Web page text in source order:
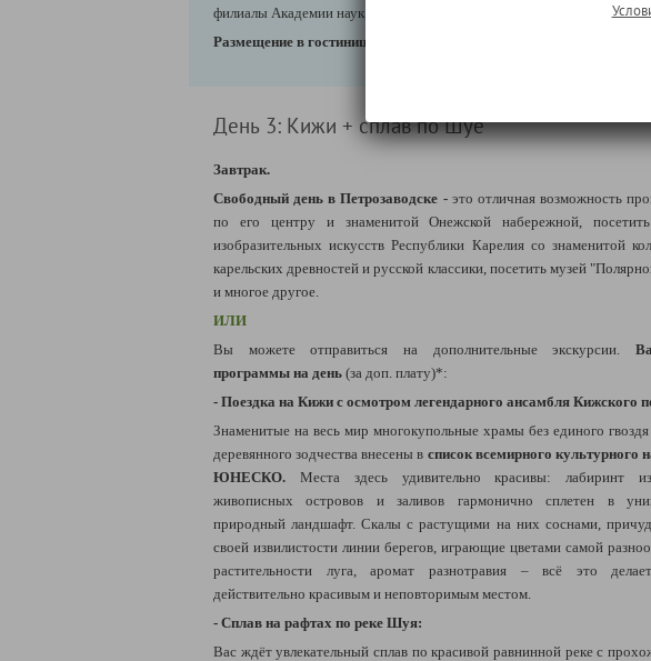
филиалы Академии наук, театры и музеи, промышленные
Размещение в гостинице. Свободное время.
День 3: Кижи + сплав по Шуе
Завтрак.
Свободный день в Петрозаводске - это отличная возможность
по его центру и знаменитой Онежской набережной,
изобразительных искусств Республики Карелия со знаменитой
карельских древностей и русской классики, посетить музей
и многое другое.
ИЛИ
Вы можете отправиться на дополнительные экскурсии.
программы на день (за доп. плату)*:
- Поездка на Кижи с осмотром легендарного ансамбля Кижского
Знаменитые на весь мир многокупольные храмы без единого
деревянного зодчества внесены в список всемирного культурного
ЮНЕСКО. Места здесь удивительно красивы: лабиринт
живописных островов и заливов гармонично сплетен в
природный ландшафт. Скалы с растущими на них соснами,
своей извилистости линии берегов, играющие цветами самой
растительности луга, аромат разнотравия – всё это
действительно красивым и неповторимым местом.
- Сплав на рафтах по реке Шуя:
Вас ждёт увлекательный сплав по красивой равнинной реке с